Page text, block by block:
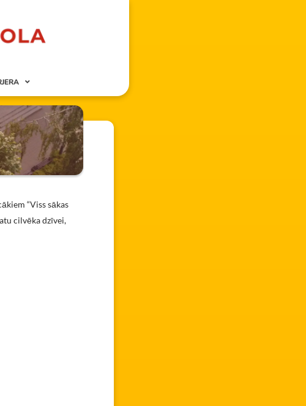
“Viss sākas
cilvēka dzīvei,